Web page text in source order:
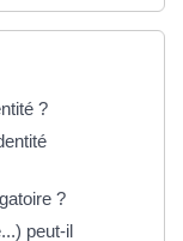
?
?
peut-il